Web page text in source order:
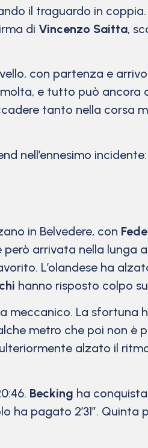
il traguardo in
di Vincenzo Saitta,
con partenza e
e tutto può ancora
tanto nella corsa
nell’ennesimo incidente:
in Belvedere, con
arrivata nella lunga
L’olandese ha
hanno risposto colpo
meccanico. La sfortuna
metro che poi non è
alzato il
Becking ha
ha pagato 2’31”. Quinta